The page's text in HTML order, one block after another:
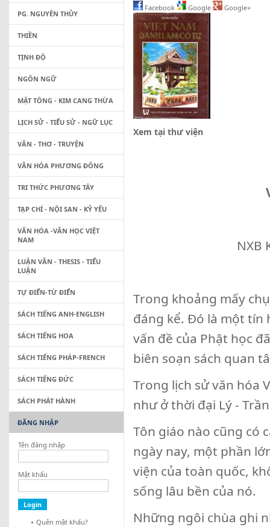
Facebook Google Google+
Xem tại thư viện
NXB
Trong khoảng mấy
đáng kể. Đó là một tín
vấn đề của Phật học
biên soạn sách quan
Trong lịch sử văn hóa
như ở thời đại Lý -
Tôn giáo nào cũng có
ngày nay, một phần
viện của toàn quốc,
sống lâu bền của nó.
Những ngôi chùa ghi
PG. NGUYÊN THỦY
THIỀN
TỊNH ĐỘ
NGÔN NGỮ
MẬT TÔNG - KIM CANG THỪA
LỊCH SỬ - TIỂU SỬ - NGỮ LỤC
VĂN - THƠ - TRUYỆN
VĂN HÓA PHƯƠNG ĐÔNG
TRI THỨC PHƯƠNG TÂY
TẠP CHÍ - NỘI SAN - KỶ YẾU
VĂN HÓA -VĂN HỌC VIỆT
NAM
LUẬN VĂN - THESIS - TIỂU
LUẬN
TỰ ĐIỂN-TỪ ĐIỂN
SÁCH TIẾNG ANH-ENGLISH
SÁCH TIẾNG HOA
SÁCH TIẾNG PHÁP-FRENCH
SÁCH TIẾNG ĐỨC
SÁCH PHÁT HÀNH
ĐĂNG NHẬP
Tên đăng nhập
Mật khẩu
Quên mật khẩu?